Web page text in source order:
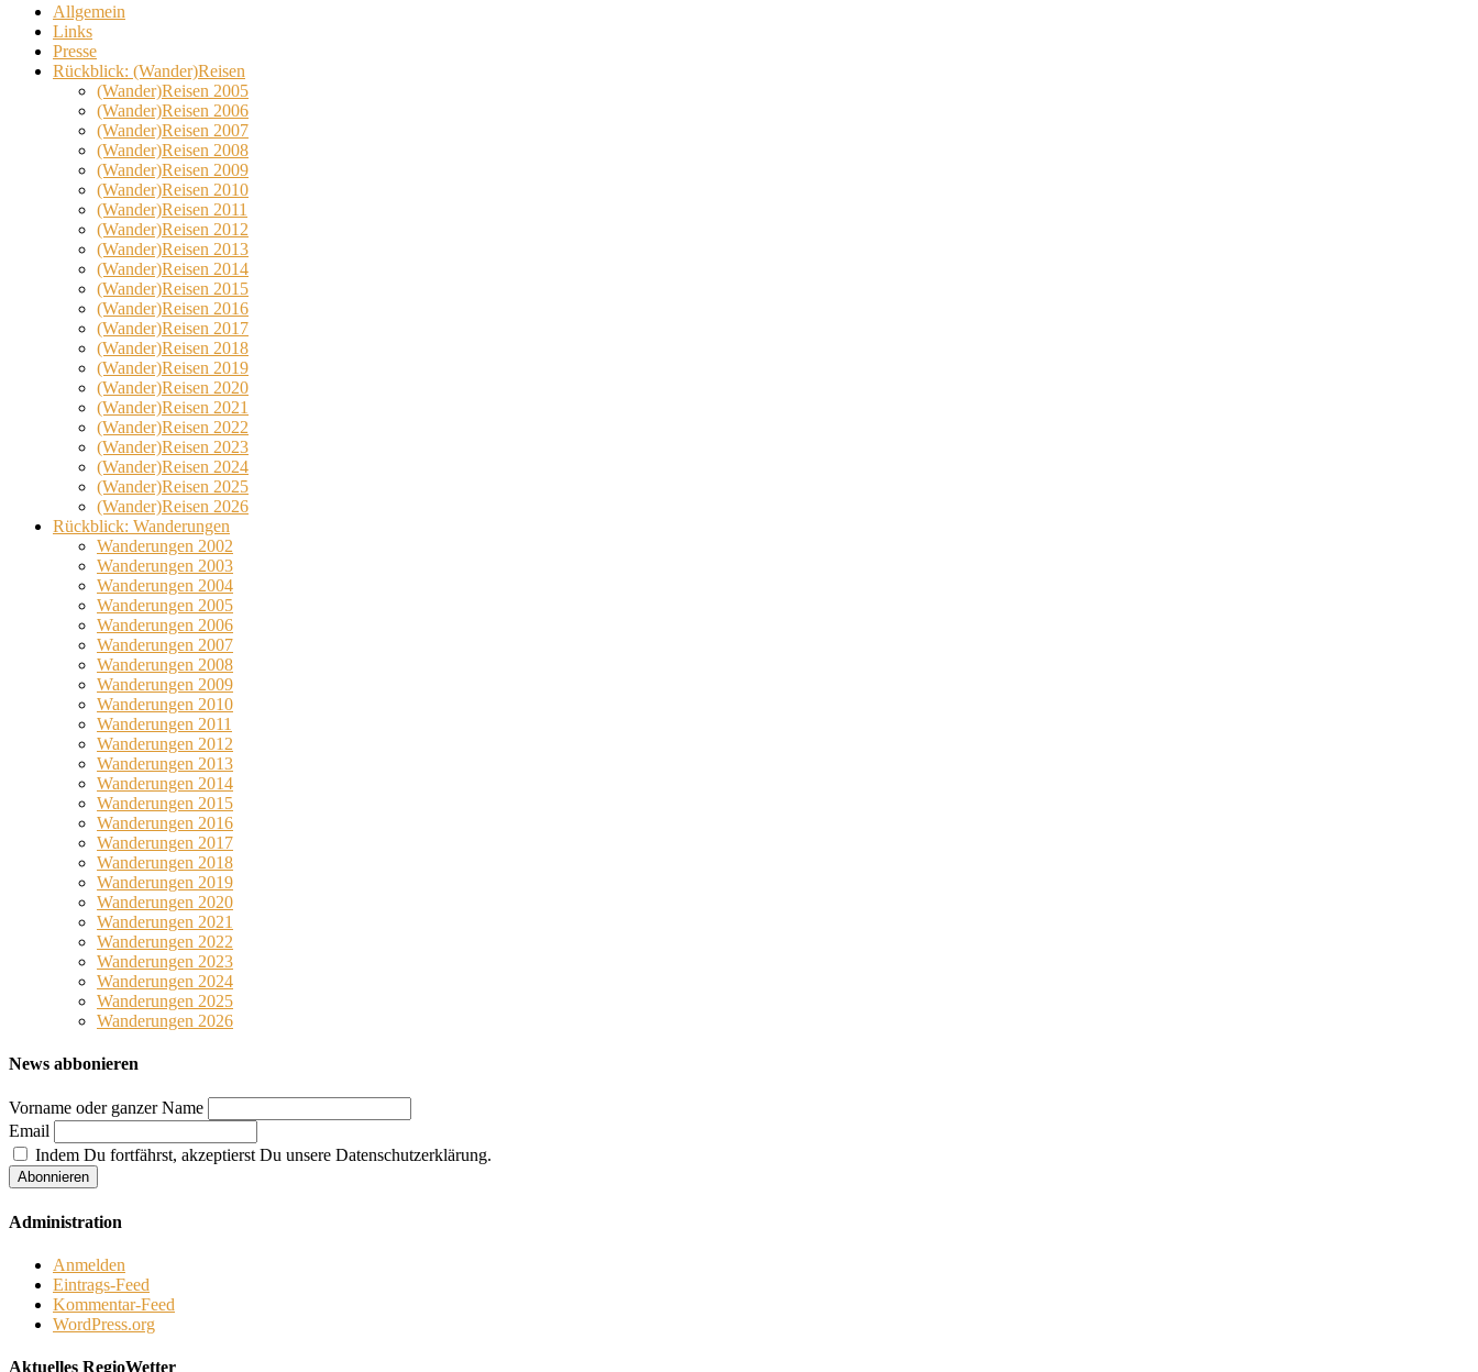
Allgemein
Links
Presse
Rückblick: (Wander)Reisen
(Wander)Reisen 2005
(Wander)Reisen 2006
(Wander)Reisen 2007
(Wander)Reisen 2008
(Wander)Reisen 2009
(Wander)Reisen 2010
(Wander)Reisen 2011
(Wander)Reisen 2012
(Wander)Reisen 2013
(Wander)Reisen 2014
(Wander)Reisen 2015
(Wander)Reisen 2016
(Wander)Reisen 2017
(Wander)Reisen 2018
(Wander)Reisen 2019
(Wander)Reisen 2020
(Wander)Reisen 2021
(Wander)Reisen 2022
(Wander)Reisen 2023
(Wander)Reisen 2024
(Wander)Reisen 2025
(Wander)Reisen 2026
Rückblick: Wanderungen
Wanderungen 2002
Wanderungen 2003
Wanderungen 2004
Wanderungen 2005
Wanderungen 2006
Wanderungen 2007
Wanderungen 2008
Wanderungen 2009
Wanderungen 2010
Wanderungen 2011
Wanderungen 2012
Wanderungen 2013
Wanderungen 2014
Wanderungen 2015
Wanderungen 2016
Wanderungen 2017
Wanderungen 2018
Wanderungen 2019
Wanderungen 2020
Wanderungen 2021
Wanderungen 2022
Wanderungen 2023
Wanderungen 2024
Wanderungen 2025
Wanderungen 2026
News abbonieren
Vorname oder ganzer Name
Email
Indem Du fortfährst, akzeptierst Du unsere Datenschutzerklärung.
Administration
Anmelden
Eintrags-Feed
Kommentar-Feed
WordPress.org
Aktuelles RegioWetter